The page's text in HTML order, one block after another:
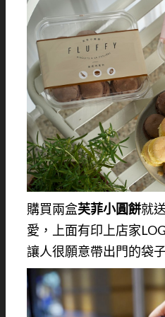
購買兩盒芙菲小圓餅就
愛，上面有印上店家
讓人很願意帶出門的袋